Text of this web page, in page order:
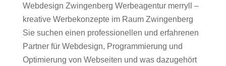
Webdesign Zwingenberg Werbeagentur merryll –
kreative Werbekonzepte im Raum Zwingenberg
Sie suchen einen professionellen und erfahrenen
Partner für Webdesign, Programmierung und
Optimierung von Webseiten und was dazugehört